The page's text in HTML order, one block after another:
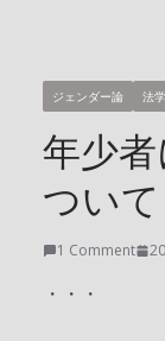
ジェンダー論 法学
年少
ついて
1 Comment
・・・